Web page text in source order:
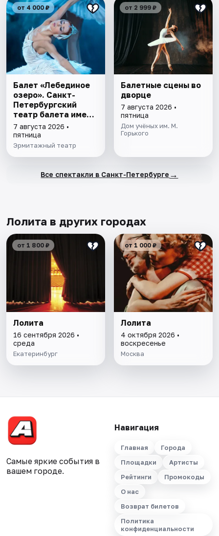
от 4 000 ₽
Балет «Лебединое
озеро». Санкт-
Петербургский
театр балета имени
П.И. Чайковского
7 августа 2026 •
пятница
Эрмитажный театр
от 2 999 ₽
Балетные сцены во
дворце
7 августа 2026 •
пятница
Дом учёных им. М.
Горького
Все спектакли в Санкт-Петербурге →
Лолита в других городах
от 1 800 ₽
Лолита
16 сентября 2026 •
среда
Екатеринбург
от 1 000 ₽
Лолита
4 октября 2026 •
воскресенье
Москва
Самые яркие события в
вашем городе.
Навигация
Главная
Города
Площадки
Артисты
Рейтинги
Промокоды
О нас
Возврат билетов
Политика
конфиденциальности